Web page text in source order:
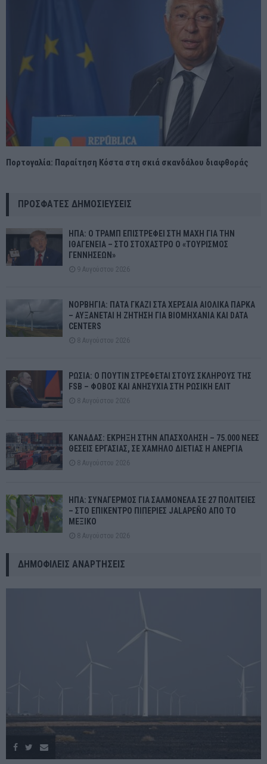
Πορτογαλία: Παραίτηση Κόστα στη σκιά σκανδάλου διαφθοράς
ΠΡΌΣΦΑΤΕΣ ΔΗΜΟΣΙΕΎΣΕΙΣ
ΗΠΑ: Ο ΤΡΑΜΠ ΕΠΙΣΤΡΕΦΕΙ ΣΤΗ ΜΑΧΗ ΓΙΑ ΤΗΝ
ΙΘΑΓΕΝΕΙΑ – ΣΤΟ ΣΤΟΧΑΣΤΡΟ Ο «ΤΟΥΡΙΣΜΟΣ
ΓΕΝΝΗΣΕΩΝ»
9 Αυγούστου 2026
ΝΟΡΒΗΓΙΑ: ΠΑΤΑ ΓΚΑΖΙ ΣΤΑ ΧΕΡΣΑΙΑ ΑΙΟΛΙΚΑ ΠΑΡΚΑ
– ΑΥΞΑΝΕΤΑΙ Η ΖΗΤΗΣΗ ΓΙΑ ΒΙΟΜΗΧΑΝΙΑ ΚΑΙ DATA
CENTERS
8 Αυγούστου 2026
ΡΩΣΙΑ: Ο ΠΟΥΤΙΝ ΣΤΡΕΦΕΤΑΙ ΣΤΟΥΣ ΣΚΛΗΡΟΥΣ ΤΗΣ
FSB – ΦΟΒΟΣ ΚΑΙ ΑΝΗΣΥΧΙΑ ΣΤΗ ΡΩΣΙΚΗ ΕΛΙΤ
8 Αυγούστου 2026
ΚΑΝΑΔΑΣ: ΕΚΡΗΞΗ ΣΤΗΝ ΑΠΑΣΧΟΛΗΣΗ – 75.000 ΝΕΕΣ
ΘΕΣΕΙΣ ΕΡΓΑΣΙΑΣ, ΣΕ ΧΑΜΗΛΟ ΔΙΕΤΙΑΣ Η ΑΝΕΡΓΙΑ
8 Αυγούστου 2026
ΗΠΑ: ΣΥΝΑΓΕΡΜΟΣ ΓΙΑ ΣΑΛΜΟΝΕΛΑ ΣΕ 27 ΠΟΛΙΤΕΙΕΣ
– ΣΤΟ ΕΠΙΚΕΝΤΡΟ ΠΙΠΕΡΙΕΣ JALAPEÑO ΑΠΟ ΤΟ
ΜΕΞΙΚΟ
8 Αυγούστου 2026
ΔΗΜΟΦΙΛΕΊΣ ΑΝΑΡΤΉΣΕΙΣ